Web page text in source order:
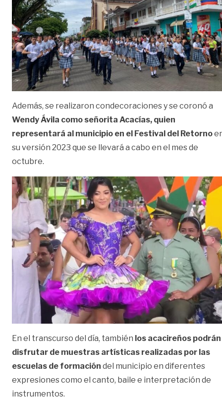
Además, se realizaron condecoraciones y se coronó a
Wendy Ávila como señorita Acacías, quien
representará al municipio en el Festival del Retorno
su versión 2023 que se llevará a cabo en el mes de
octubre.
En el transcurso del día, también los acacireños podrán
disfrutar de muestras artísticas realizadas por las
escuelas de formación del municipio en diferentes
expresiones como el canto, baile e interpretación de
instrumentos.